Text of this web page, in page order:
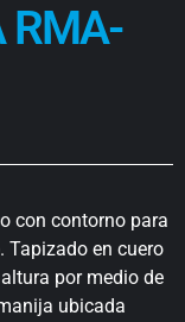
RMA-
con contorno para
Tapizado en cuero
por medio de
ubicada